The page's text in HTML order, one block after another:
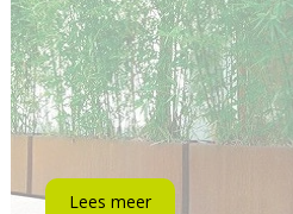
Lees meer